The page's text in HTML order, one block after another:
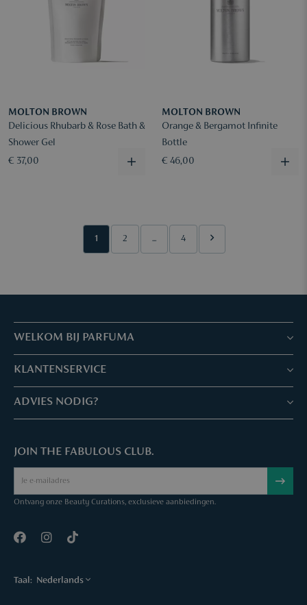
MOLTON BROWN
Delicious Rhubarb & Rose Bath &
Shower Gel
€ 37,00
MOLTON BROWN
Orange & Bergamot Infinite
Bottle
€ 46,00
1 2 ... 4
WELKOM BIJ PARFUMA
Winkels & Services
Reserveer je afspraak
Over Parfuma
Vacatures
KLANTENSERVICE
Klantenservice & Veelgestelde vragen
Parfuma geschenkbon
Sample Service
ADVIES NODIG?
Mail ons
Bel ons
JOIN THE FABULOUS CLUB.
Ontvang onze Beauty Curations, exclusieve aanbiedingen.
Taal: Nederlands